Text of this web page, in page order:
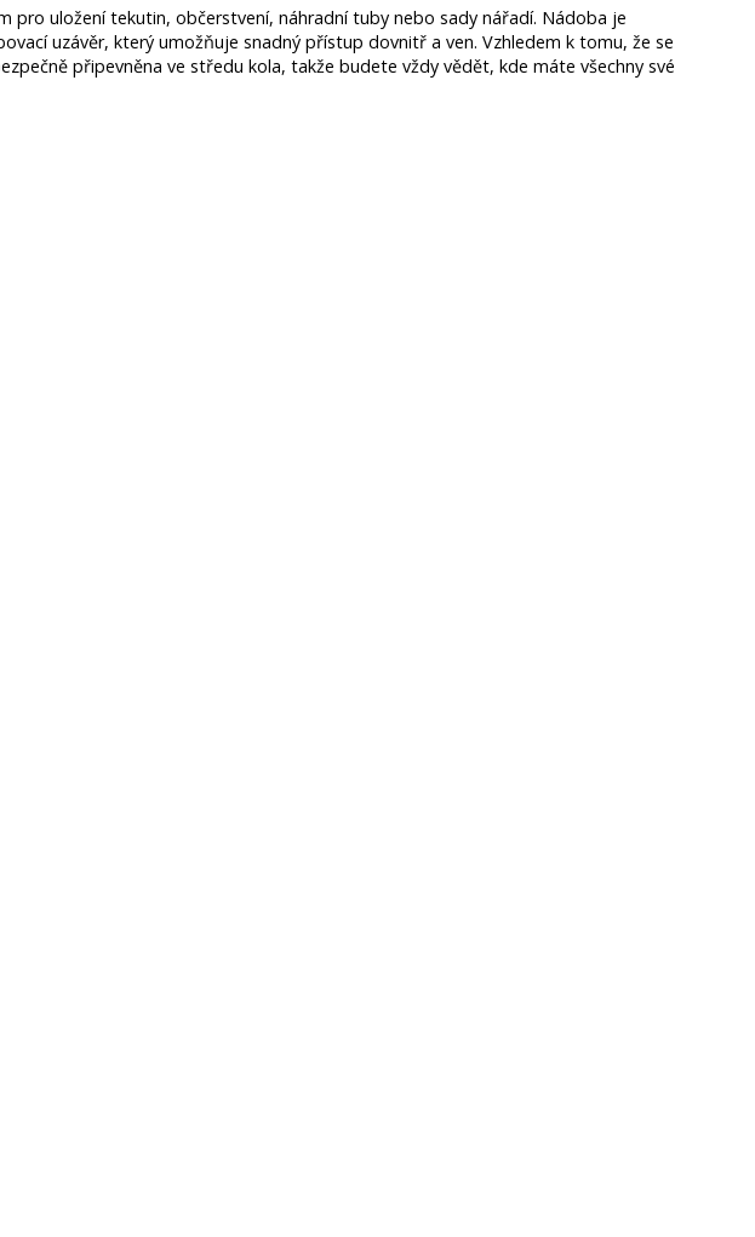
pro uložení tekutin, občerstvení, náhradní tuby nebo sady nářadí. Nádoba je
uzávěr, který umožňuje snadný přístup dovnitř a ven. Vzhledem k tomu, že se
připevněna ve středu kola, takže budete vždy vědět, kde máte všechny své